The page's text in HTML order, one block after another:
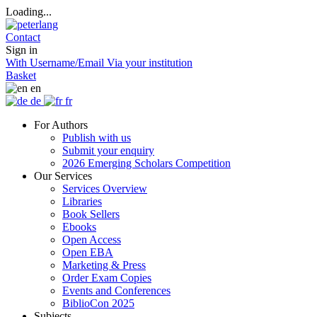
Loading...
Contact
Sign in
With Username/Email Via your institution
Basket
en
de
fr
For Authors
Publish with us
Submit your enquiry
2026 Emerging Scholars Competition
Our Services
Services Overview
Libraries
Book Sellers
Ebooks
Open Access
Open EBA
Marketing & Press
Order Exam Copies
Events and Conferences
BiblioCon 2025